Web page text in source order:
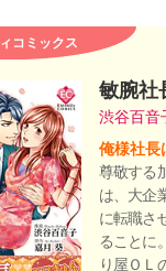
コミックス
敏腕社
渋谷百音
俺様社長
尊敬する
は、大企
に転職さ
ることに
り屋ＯＬ